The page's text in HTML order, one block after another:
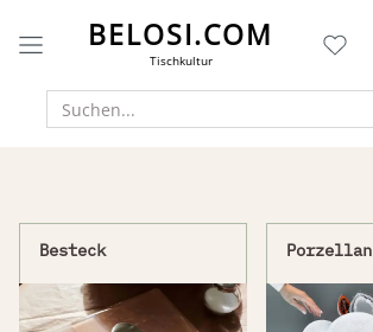
BELOSI.COM
Tischkultur
Besteck Porzellan